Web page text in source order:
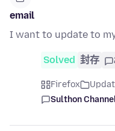
email
I want to update to
Solved 封存
Firefox
Sulthon